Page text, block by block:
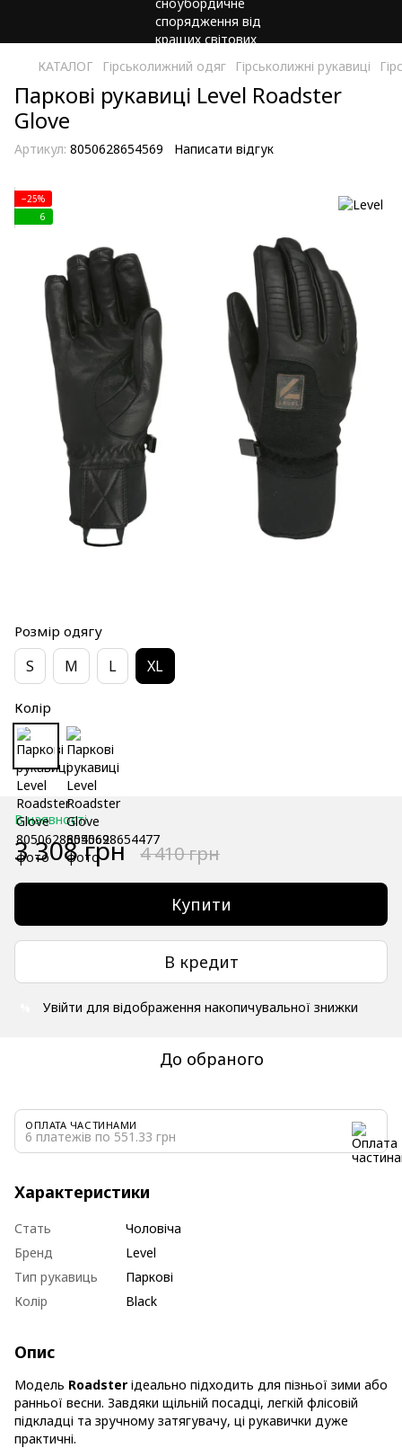
КАТАЛОГ Гірськолижний одяг Гірськолижні рукавиці
Паркові рукавиці Level Roadster
Glove
Артикул: 8050628654569 Написати відгук
−25%
6
Розмір одягу
S M L XL
Колір
В наявності
3 308 грн 4 410 грн
Купити
В кредит
Увійти для відображення накопичувальної знижки
До обраного
ОПЛАТА ЧАСТИНАМИ
6 платежів по 551.33 грн
Характеристики
Стать
Чоловіча
Бренд
Level
Тип рукавиць
Паркові
Колір
Black
Опис
Модель Roadster ідеально підходить для пізньої зими або
ранньої весни. Завдяки щільній посадці, легкій флісовій
підкладці та зручному затягувачу, ці рукавички дуже
практичні.